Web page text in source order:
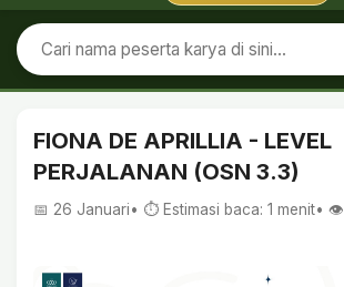
FIONA DE APRILLIA - LEVEL
PERJALANAN (OSN 3.3)
📅 26 Januari• ⏱ Estimasi baca: 1 menit• 👁️